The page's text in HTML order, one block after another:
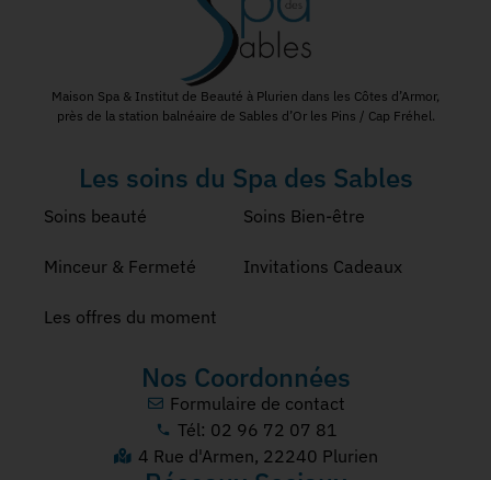
Maison Spa & Institut de Beauté à Plurien dans les Côtes d’Armor,
près de la station balnéaire de Sables d’Or les Pins / Cap Fréhel.
Les soins du Spa des Sables
Soins beauté Soins Bien-être
Minceur & Fermeté Invitations Cadeaux
Les offres du moment
Nos Coordonnées
Formulaire de contact
Tél: 02 96 72 07 81
4 Rue d'Armen, 22240 Plurien